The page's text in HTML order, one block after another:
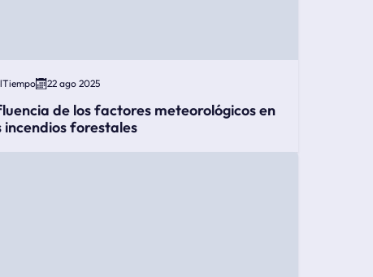
22 ago 2025
de los factores meteorológicos en
incendios forestales